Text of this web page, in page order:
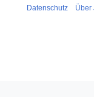
Datenschutz Über